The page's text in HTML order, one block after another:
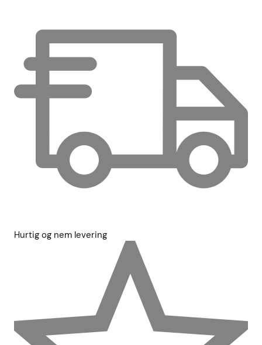
Hurtig og nem levering